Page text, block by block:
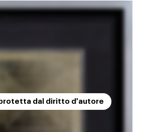
protetta dal diritto d'autore